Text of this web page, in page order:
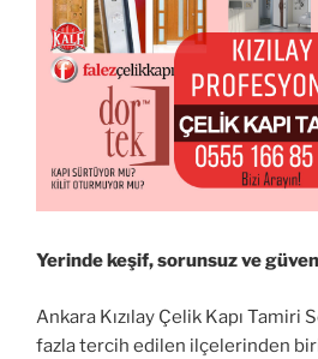
Yerinde keşif, sorunsuz ve
Ankara Kızılay Çelik Kapı Tamiri
fazla tercih edilen ilçelerinden biri